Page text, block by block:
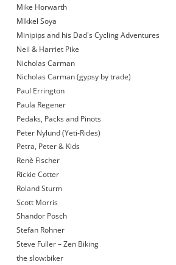
Mike Horwarth
MIkkel Soya
Minipips and his Dad's Cycling Adventures
Neil & Harriet Pike
Nicholas Carman
Nicholas Carman (gypsy by trade)
Paul Errington
Paula Regener
Pedaks, Packs and Pinots
Peter Nylund (Yeti-Rides)
Petra, Peter & Kids
Renè Fischer
Rickie Cotter
Roland Sturm
Scott Morris
Shandor Posch
Stefan Rohner
Steve Fuller – Zen Biking
the slow:biker